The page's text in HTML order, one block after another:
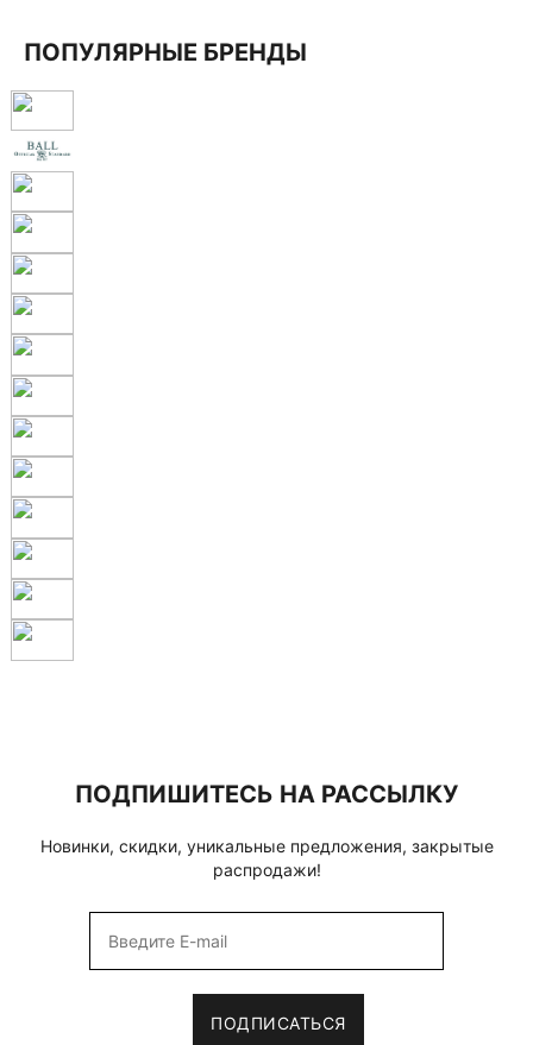
ПОПУЛЯРНЫЕ БРЕНДЫ
ПОДПИШИТЕСЬ НА РАССЫЛКУ
Новинки, скидки, уникальные предложения, закрытые
распродажи!
ПОДПИСАТЬСЯ